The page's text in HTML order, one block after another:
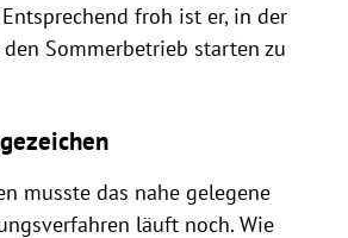
froh ist er, in der
Sommerbetrieb starten zu
musste das nahe gelegene
läuft noch. Wie